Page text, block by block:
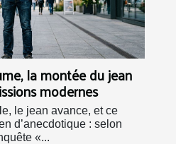
la montée du jean
modernes
le jean avance, et ce
d’anecdotique : selon
«...